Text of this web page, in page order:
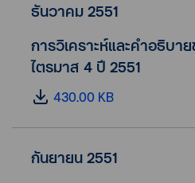
ธันวาคม 2551
การวิเคราะห์และคำอธิบา
ไตรมาส 4 ปี 2551
430.00 KB
กันยายน 2551